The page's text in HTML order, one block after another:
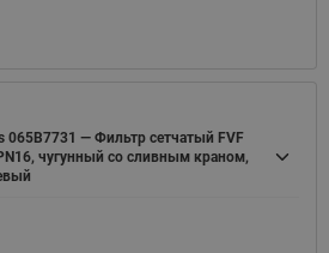
065B7731 — Фильтр сетчатый FVF
чугунный со сливным краном,